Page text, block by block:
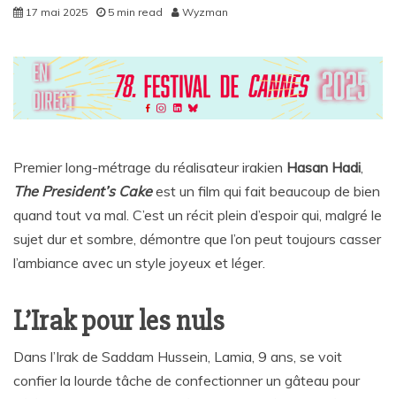
17 mai 2025 5 min read Wyzman
Premier long-métrage du réalisateur irakien Hasan Hadi,
The President’s Cakeest un film qui fait beaucoup de bien
quand tout va mal. C’est un récit plein d’espoir qui, malgré le
sujet dur et sombre, démontre que l’on peut toujours casser
l’ambiance avec un style joyeux et léger.
L’Irak pour les nuls
Dans l’Irak de Saddam Hussein, Lamia, 9 ans, se voit
confier la lourde tâche de confectionner un gâteau pour